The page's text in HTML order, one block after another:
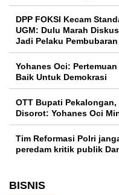
DPP FOKSI Kecam
UGM: Dulu Marah
Jadi Pelaku Pembubaran
Yohanes Oci:
Baik Untuk Demokrasi
OTT Bupati Pekalongan,
Disorot: Yohanes Oci
Tim Reformasi Polri
peredam kritik publik
BISNIS